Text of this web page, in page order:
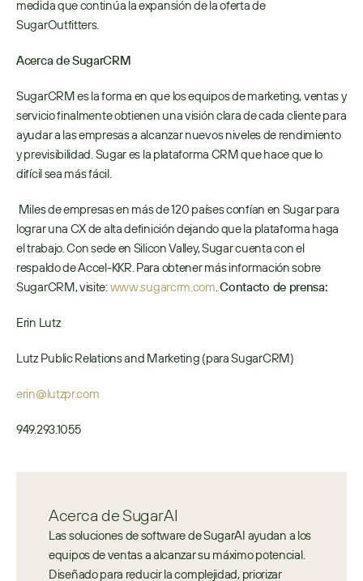
medida que continúa la expansión de la oferta de
SugarOutfitters.
Acerca de SugarCRM
SugarCRM es la forma en que los equipos de marketing, ventas y
servicio finalmente obtienen una visión clara de cada cliente para
ayudar a las empresas a alcanzar nuevos niveles de rendimiento
y previsibilidad. Sugar es la plataforma CRM que hace que lo
difícil sea más fácil.
lograr una CX de alta definición dejando que la plataforma haga
el trabajo. Con sede en Silicon Valley, Sugar cuenta con el
respaldo de Accel-KKR. Para obtener más información sobre
SugarCRM, visite: www.sugarcrm.com. Contacto de prensa:
Erin Lutz
Lutz Public Relations and Marketing (para SugarCRM)
erin@lutzpr.com
949.293.1055
Acerca de SugarAI
Las soluciones de software de SugarAI ayudan a los
equipos de ventas a alcanzar su máximo potencial.
Diseñado para reducir la complejidad, priorizar